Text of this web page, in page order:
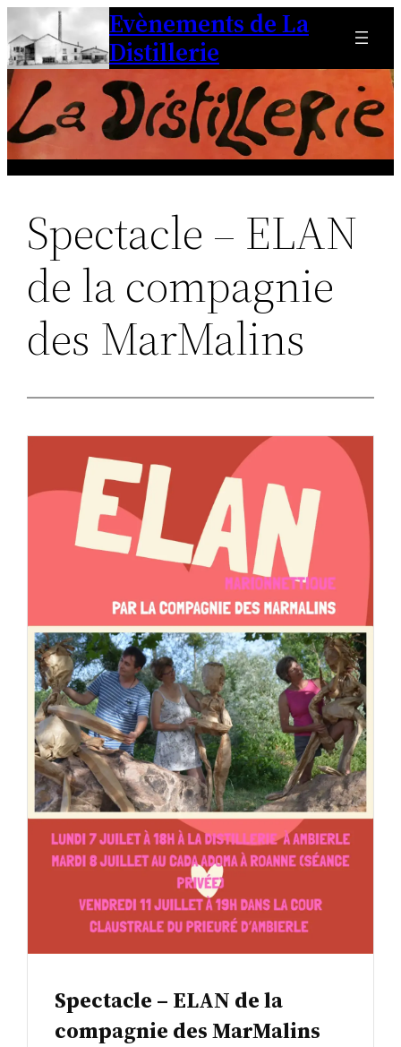
Aller
au
contenu
Evènements de La
Distillerie
Spectacle – ELAN
de la compagnie
des MarMalins
Spectacle – ELAN de la
compagnie des MarMalins